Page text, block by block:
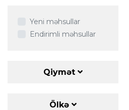
Yeni məhsullar
Endirimli məhsullar
Qiymət
Ölkə